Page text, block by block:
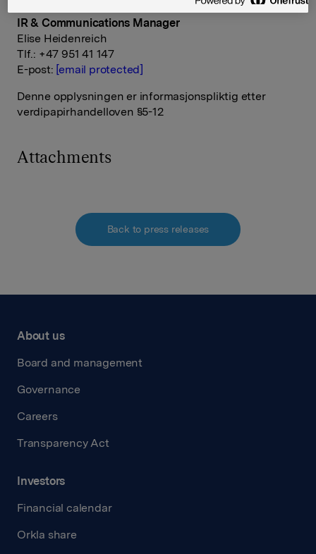
IR & Communications Manager
Elise Heidenreich
Tlf.: +47 951 41 147
E-post: [email protected]
Denne opplysningen er informasjonspliktig etter
verdipapirhandelloven §5-12
Attachments
Back to press releases
About us
Board and management
Governance
Careers
Transparency Act
Investors
Financial calendar
Orkla share